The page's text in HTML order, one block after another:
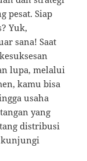
pesat. Siap
Yuk,
sana! Saat
lupa, melalui
kamu bisa
usaha
yang
distribusi
kunjungi